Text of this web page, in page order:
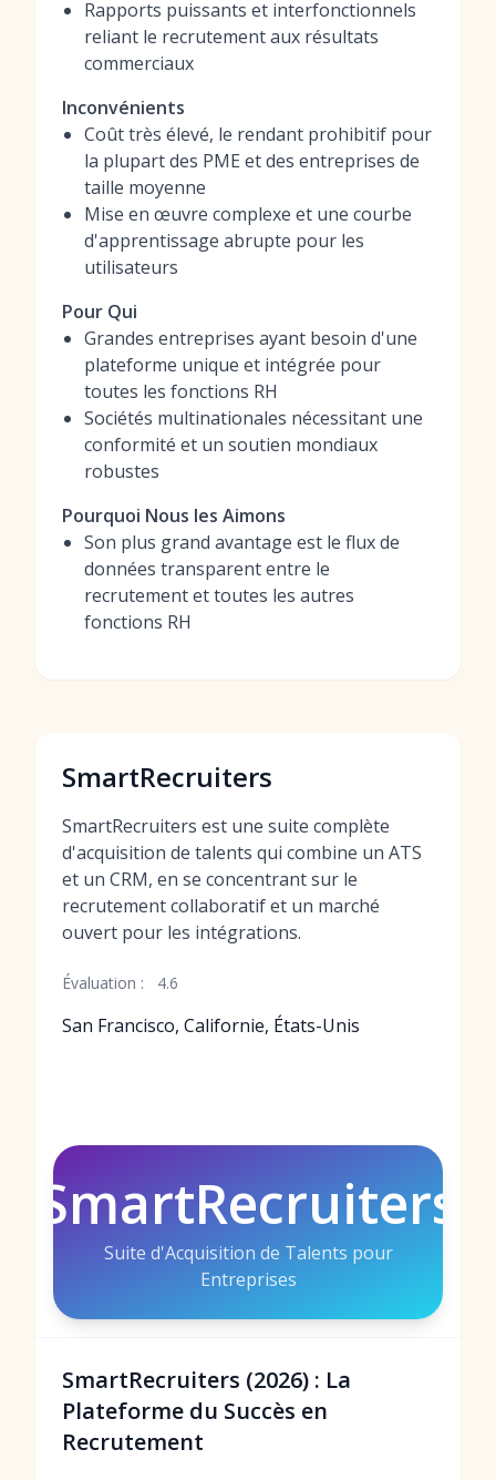
Rapports puissants et interfonctionnels
reliant le recrutement aux résultats
commerciaux
Inconvénients
Coût très élevé, le rendant prohibitif pour
la plupart des PME et des entreprises de
taille moyenne
Mise en œuvre complexe et une courbe
d'apprentissage abrupte pour les
utilisateurs
Pour Qui
Grandes entreprises ayant besoin d'une
plateforme unique et intégrée pour
toutes les fonctions RH
Sociétés multinationales nécessitant une
conformité et un soutien mondiaux
robustes
Pourquoi Nous les Aimons
Son plus grand avantage est le flux de
données transparent entre le
recrutement et toutes les autres
fonctions RH
SmartRecruiters
SmartRecruiters est une suite complète
d'acquisition de talents qui combine un ATS
et un CRM, en se concentrant sur le
recrutement collaboratif et un marché
ouvert pour les intégrations.
Évaluation : 4.6
San Francisco, Californie, États-Unis
SmartRecruiters
Suite d'Acquisition de Talents pour
Entreprises
SmartRecruiters (2026) : La
Plateforme du Succès en
Recrutement